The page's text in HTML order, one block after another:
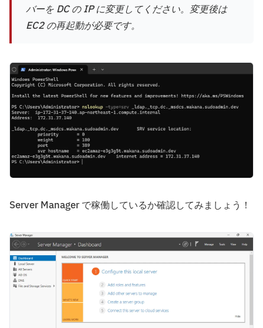
バーを DC の IP に変更してください。変更後は
EC2 の再起動が必要です。
Server Manager で稼働しているか確認してみましょう！